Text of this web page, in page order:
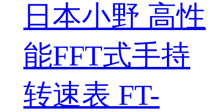
日本小野 高性
能FFT式手持
转速表 FT-